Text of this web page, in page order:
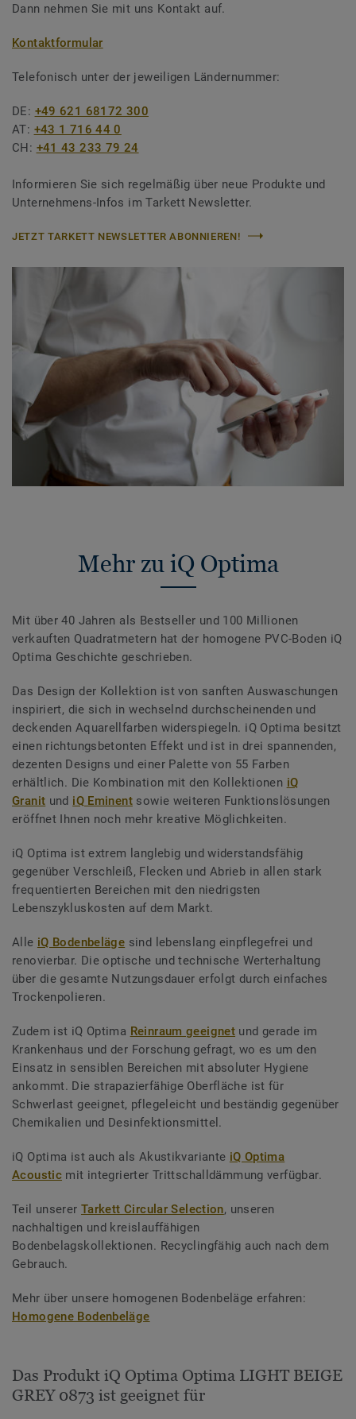
Dann nehmen Sie mit uns Kontakt auf.
Kontaktformular
Telefonisch unter der jeweiligen Ländernummer:
DE: +49 621 68172 300
AT: +43 1 716 44 0
CH: +41 43 233 79 24
Informieren Sie sich regelmäßig über neue Produkte und
Unternehmens-Infos im Tarkett Newsletter.
JETZT TARKETT NEWSLETTER ABONNIEREN!
Mehr zu iQ Optima
Mit über 40 Jahren als Bestseller und 100 Millionen
verkauften Quadratmetern hat der homogene PVC-Boden iQ
Optima Geschichte geschrieben.
Das Design der Kollektion ist von sanften Auswaschungen
inspiriert, die sich in wechselnd durchscheinenden und
deckenden Aquarellfarben widerspiegeln. iQ Optima besitzt
einen richtungsbetonten Effekt und ist in drei spannenden,
dezenten Designs und einer Palette von 55 Farben
erhältlich. Die Kombination mit den Kollektionen iQ
Granit und iQ Eminent sowie weiteren Funktionslösungen
eröffnet Ihnen noch mehr kreative Möglichkeiten.
iQ Optima ist extrem langlebig und widerstandsfähig
gegenüber Verschleiß, Flecken und Abrieb in allen stark
frequentierten Bereichen mit den niedrigsten
Lebenszykluskosten auf dem Markt.
Alle iQ Bodenbeläge sind lebenslang einpflegefrei und
renovierbar. Die optische und technische Werterhaltung
über die gesamte Nutzungsdauer erfolgt durch einfaches
Trockenpolieren.
Zudem ist iQ Optima Reinraum geeignet und gerade im
Krankenhaus und der Forschung gefragt, wo es um den
Einsatz in sensiblen Bereichen mit absoluter Hygiene
ankommt. Die strapazierfähige Oberfläche ist für
Schwerlast geeignet, pflegeleicht und beständig gegenüber
Chemikalien und Desinfektionsmittel.
iQ Optima ist auch als Akustikvariante iQ Optima
Acoustic mit integrierter Trittschalldämmung verfügbar.
Teil unserer Tarkett Circular Selection, unseren
nachhaltigen und kreislauffähigen
Bodenbelagskollektionen. Recyclingfähig auch nach dem
Gebrauch.
Mehr über unsere homogenen Bodenbeläge erfahren:
Homogene Bodenbeläge
Das Produkt iQ Optima Optima LIGHT BEIGE
GREY 0873 ist geeignet für